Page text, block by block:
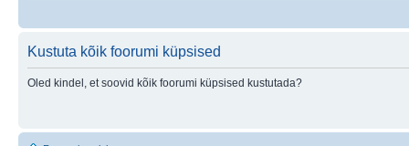
Kustuta kõik foorumi küpsised
Oled kindel, et soovid kõik foorumi küpsised kustutada?